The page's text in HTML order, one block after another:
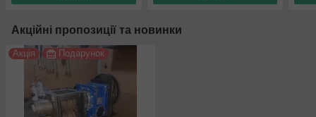
Акційні пропозиції та новинки
Акція Подарунок